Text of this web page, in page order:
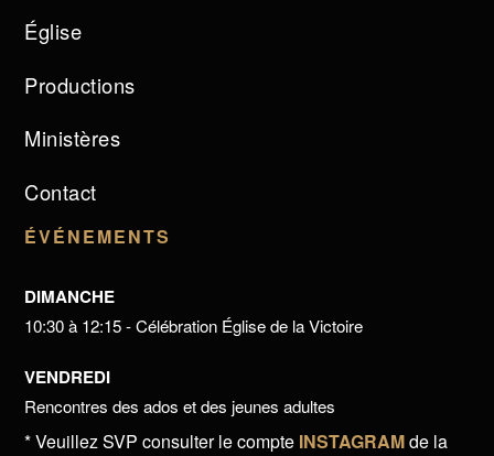
Église
Productions
Ministères
Contact
ÉVÉNEMENTS
DIMANCHE
10:30 à 12:15 - Célébration Église de la Victoire
VENDREDI
Rencontres des ados et des jeunes adultes
* Veuillez SVP consulter le compte INSTAGRAMde la